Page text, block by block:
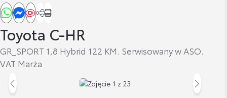
Toyota C-HR
GR_SPORT 1,8 Hybrid 122 KM. Serwisowany w ASO.
VAT Marża